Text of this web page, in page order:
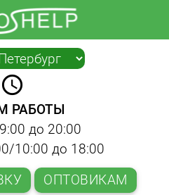
▼
query_builder
РАБОТЫ
до 20:00
10:00 до 18:00
ОПТОВИКАМ